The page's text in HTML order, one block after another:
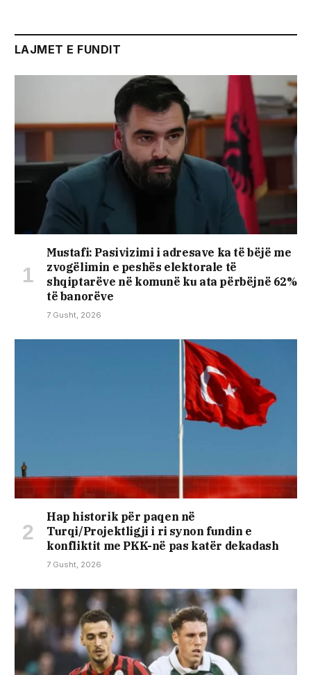
LAJMET E FUNDIT
Mustafi: Pasivizimi i adresave ka të bëjë me
zvogëlimin e peshës elektorale të
shqiptarëve në komunë ku ata përbëjnë 62%
të banorëve
7 Gusht, 2026
Hap historik për paqen në
Turqi/Projektligji i ri synon fundin e
konfliktit me PKK-në pas katër dekadash
7 Gusht, 2026